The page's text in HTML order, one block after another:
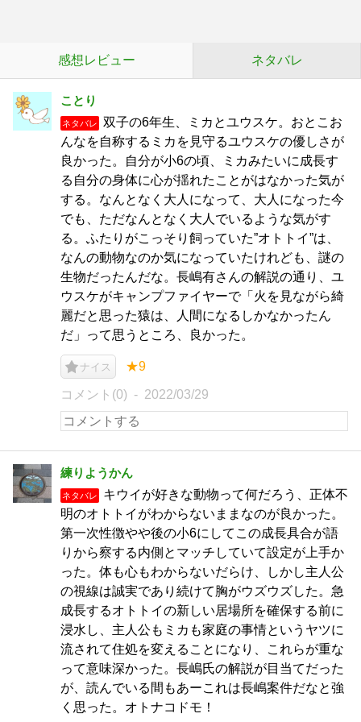
感想レビュー ネタバレ
ことり
ネタバレ
双子の6年生、ミカとユウスケ。おとこお
んなを自称するミカを見守るユウスケの優しさが
良かった。自分が小6の頃、ミカみたいに成長す
る自分の身体に心が揺れたことがはなかった気が
する。なんとなく大人になって、大人になった今
でも、ただなんとなく大人でいるような気がす
る。ふたりがこっそり飼っていた”オトトイ”は、
なんの動物なのか気になっていたけれども、謎の
生物だったんだな。長嶋有さんの解説の通り、ユ
ウスケがキャンプファイヤーで「火を見ながら綺
麗だと思った猿は、人間になるしかなかったん
だ」って思うところ、良かった。
ナイス ★9
コメント(0) 2022/03/29
練りようかん
ネタバレ
キウイが好きな動物って何だろう、正体不
明のオトトイがわからないままなのが良かった。
第一次性徴やや後の小6にしてこの成長具合が語
りから察する内側とマッチしていて設定が上手か
った。体も心もわからないだらけ、しかし主人公
の視線は誠実であり続けて胸がウズウズした。急
成長するオトトイの新しい居場所を確保する前に
浸水し、主人公もミカも家庭の事情というヤツに
流されて住処を変えることになり、これらが重な
って意味深かった。長嶋氏の解説が目当てだった
が、読んでいる間もあーこれは長嶋案件だなと強
く思った。オトナコドモ！